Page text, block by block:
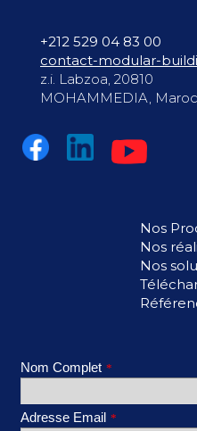
+212 529 04 83 00
contact-modular-
z.i. Labzoa, 20810
MOHAMMEDIA, Maroc
Nos
Nos
Nos